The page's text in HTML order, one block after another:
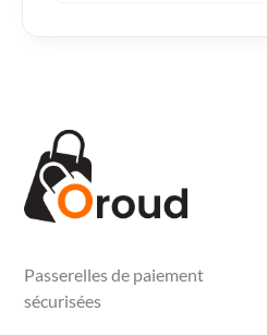
Passerelles de paiement
sécurisées